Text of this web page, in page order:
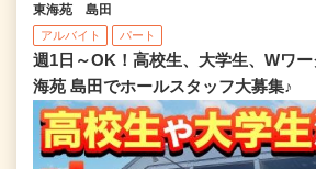
東海苑 島田
アルバイト パート
週1日～OK！高校生、大学生、Wワ
海苑 島田でホールスタッフ大募集♪